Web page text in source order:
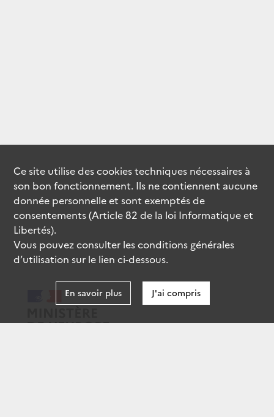
Ce site utilise descookiestechniques nécessaires à
son bon fonctionnement. Ils ne contiennent aucune
donnée personnelle et sont exemptés de
consentements (Article 82 de la loi Informatique et
Libertés).
Vous pouvez consulter les conditions générales
d’utilisation sur le lien ci-dessous.
En savoir plus J'ai compris